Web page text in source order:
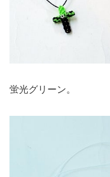
蛍光グリーン。